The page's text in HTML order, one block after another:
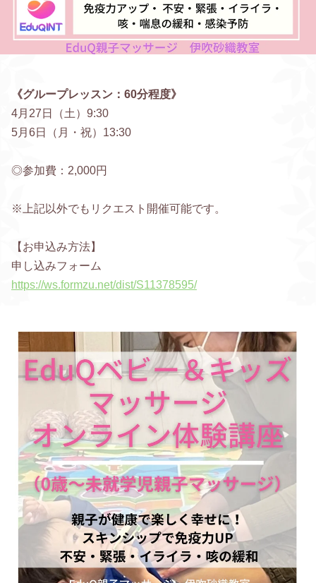
《グループレッスン：60分程度》
4月27日（土）9:30
5月6日（月・祝）13:30
◎参加費：2,000円
※上記以外でもリクエスト開催可能です。
【お申込み方法】
申し込みフォーム
https://ws.formzu.net/dist/S11378595/